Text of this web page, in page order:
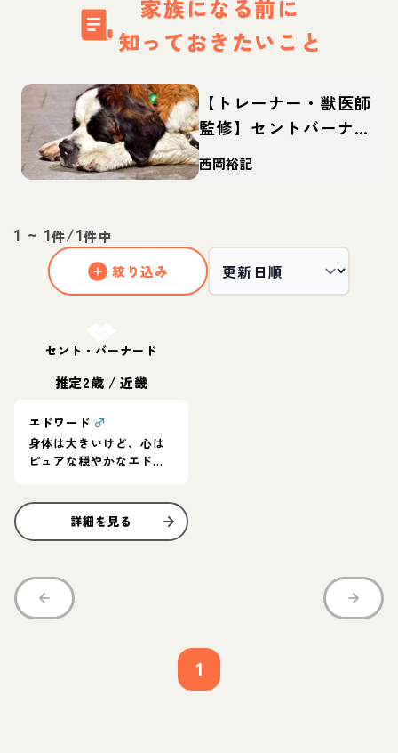
家族になる前に
知っておきたいこと
【トレーナー・獣医師
監修】セントバーナー
ドってどんな犬？性
格・特徴・育て方・迎
西岡裕記
1 ~ 1件/1件中
絞り込み
セント・バーナード
推定2歳 / 近畿
エドワード ♂
身体は大きいけど、心は
ピュアな穏やかなエドワ
詳細を見る
1